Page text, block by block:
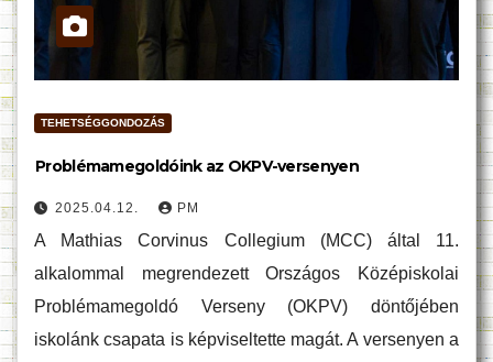
TEHETSÉGGONDOZÁS
Problémamegoldóink az OKPV-versenyen
2025.04.12. PM
A Mathias Corvinus Collegium (MCC) által 11.
alkalommal megrendezett Országos Középiskolai
Problémamegoldó Verseny (OKPV) döntőjében
iskolánk csapata is képviseltette magát. A versenyen a